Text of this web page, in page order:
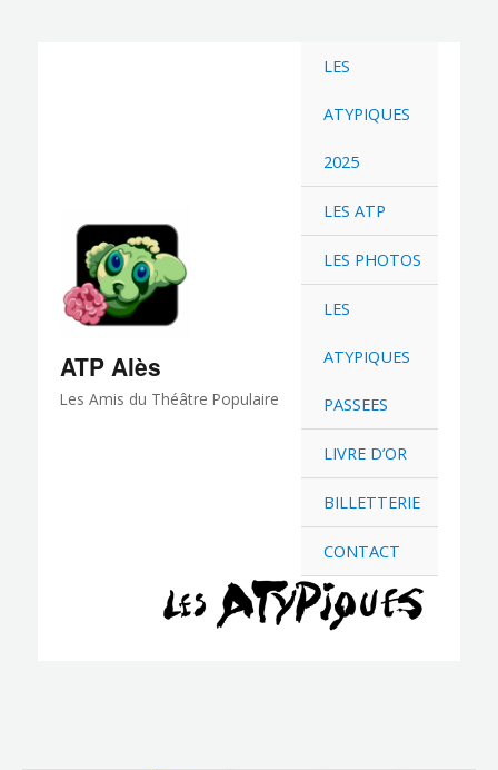
ATP Alès
Les Amis du Théâtre Populaire
LES
ATYPIQUES
2025
LES ATP
LES PHOTOS
LES
ATYPIQUES
PASSEES
LIVRE D’OR
BILLETTERIE
CONTACT